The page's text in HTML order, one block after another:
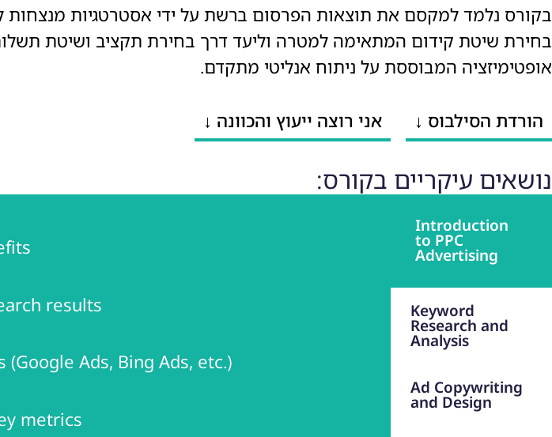
בקורס נלמד למקסם את תוצאות הפרסום ברשת על ידי אסטרטגיות מנצחות
בחירת שיטת קידום המתאימה למטרה וליעד דרך בחירת תקציב ושיטת
אופטימיזציה המבוססת על ניתוח אנליטי מתקדם.
הורדת הסילבוס ↓ אני רוצה ייעוץ והכוונה ↓
נושאים עיקריים בקורס:
Introduction
to PPC
Advertising
Keyword
Research and
Analysis
Ad Copywriting
and Design
results
Ads, Bing Ads, etc.)
metrics